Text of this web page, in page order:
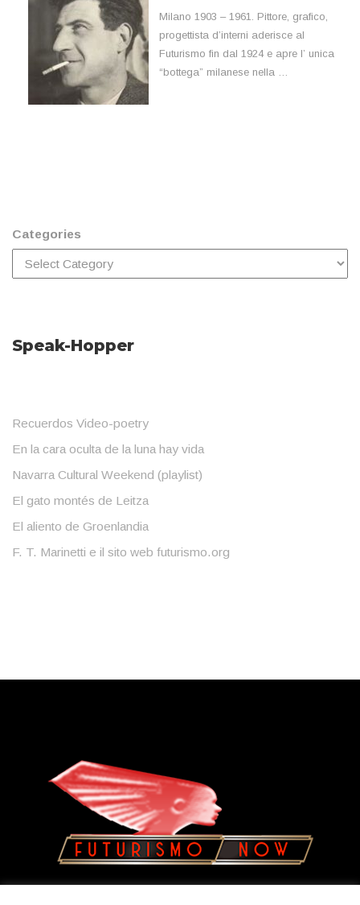
Milano 1903 – 1961. Pittore, grafico,
progettista d’interni aderisce al
Futurismo fin dal 1924 e apre l’ unica
“bottega” milanese nella …
Categories
Speak-Hopper
Recuerdos Video-poetry
En la cara oculta de la luna hay vida
Navarra Cultural Weekend (playlist)
El gato montés de Leitza
El aliento de Groenlandia
F. T. Marinetti e il sito web futurismo.org